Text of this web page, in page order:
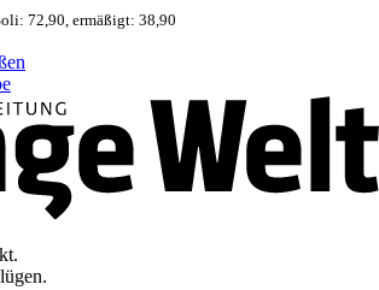
72,90, ermäßigt: 38,90